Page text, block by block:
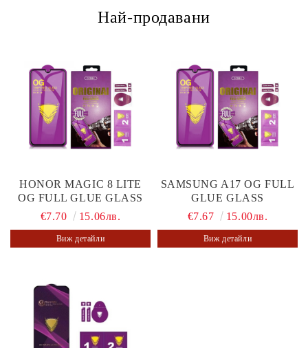
Най-продавани
HONOR MAGIC 8 LITE
OG FULL GLUE GLASS
€7.70
15.06лв.
Виж детайли
SAMSUNG A17 OG FULL
GLUE GLASS
€7.67
15.00лв.
Виж детайли